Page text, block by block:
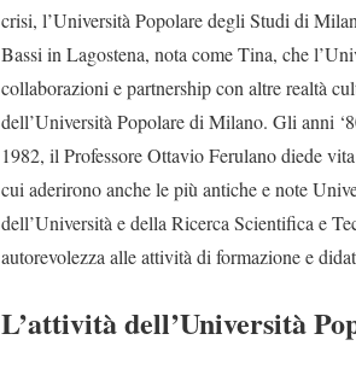
crisi, l’Università Popolare degli Studi di
Bassi in Lagostena, nota come Tina, che
collaborazioni e partnership con altre realtà
dell’Università Popolare di Milano. Gli anni
1982, il Professore Ottavio Ferulano diede
cui aderirono anche le più antiche e note
dell’Università e della Ricerca Scientifica e
autorevolezza alle attività di formazione e
L’attività dell’Università